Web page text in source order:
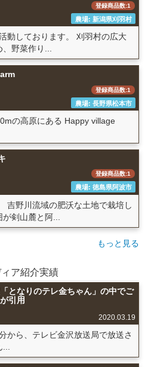
登録商品数:1
農場: 新潟県刈羽村
動しております。 刈羽村の広大
野菜作り...
登録商品数:1
農場: 長野県松本市
の高原にある Happy village
登録商品数:1
農場: 徳島県阿波市
野川流域の肥沃な土地で栽培し
剣山麓と阿...
もっと見る
ア紹介実績
となりのテレ金ちゃん」の中でご
引用
2020.03.19
から、テレビ金沢放送局で放送さ
...